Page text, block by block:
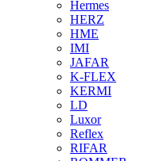
Hermes
HERZ
HME
IMI
JAFAR
K-FLEX
KERMI
LD
Luxor
Reflex
RIFAR